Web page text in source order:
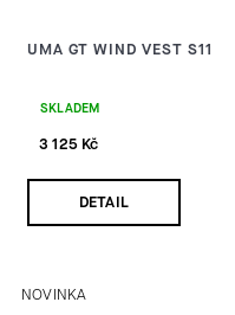
UMA GT WIND VEST S11
SKLADEM
3 125 Kč
DETAIL
NOVINKA